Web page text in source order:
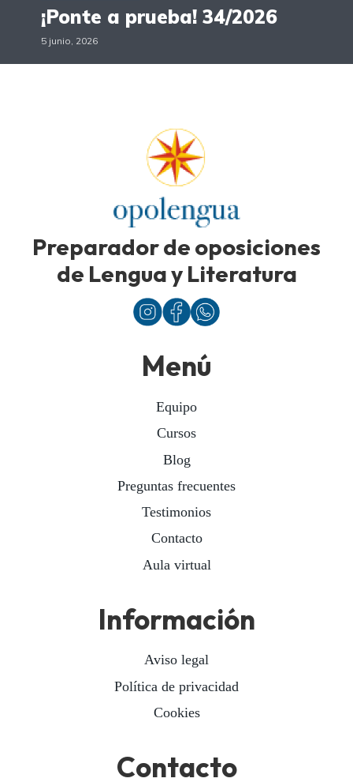
¡Ponte a prueba! 34/2026
5 junio, 2026
Preparador de oposiciones
de Lengua y Literatura
Menú
Equipo
Cursos
Blog
Preguntas frecuentes
Testimonios
Contacto
Aula virtual
Información
Aviso legal
Política de privacidad
Cookies
Contacto